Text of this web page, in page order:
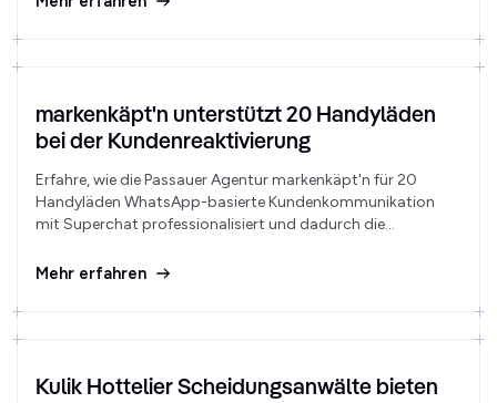
markenkäpt'n unterstützt 20 Handyläden
bei der Kundenreaktivierung
Erfahre, wie die Passauer Agentur markenkäpt'n für 20
Handyläden WhatsApp-basierte Kundenkommunikation
mit Superchat professionalisiert und dadurch die
Mehr erfahren
Kulik Hottelier Scheidungsanwälte bieten